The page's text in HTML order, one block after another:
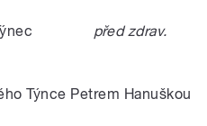
Týnec před zdrav.
Týnce Petrem Hanuškou